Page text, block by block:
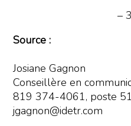
–
Source :
Josiane Gagnon
Conseillère en
819 374-4061, poste
jgagnon@idetr.com